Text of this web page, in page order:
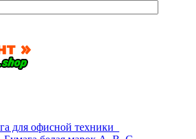
для офисной техники